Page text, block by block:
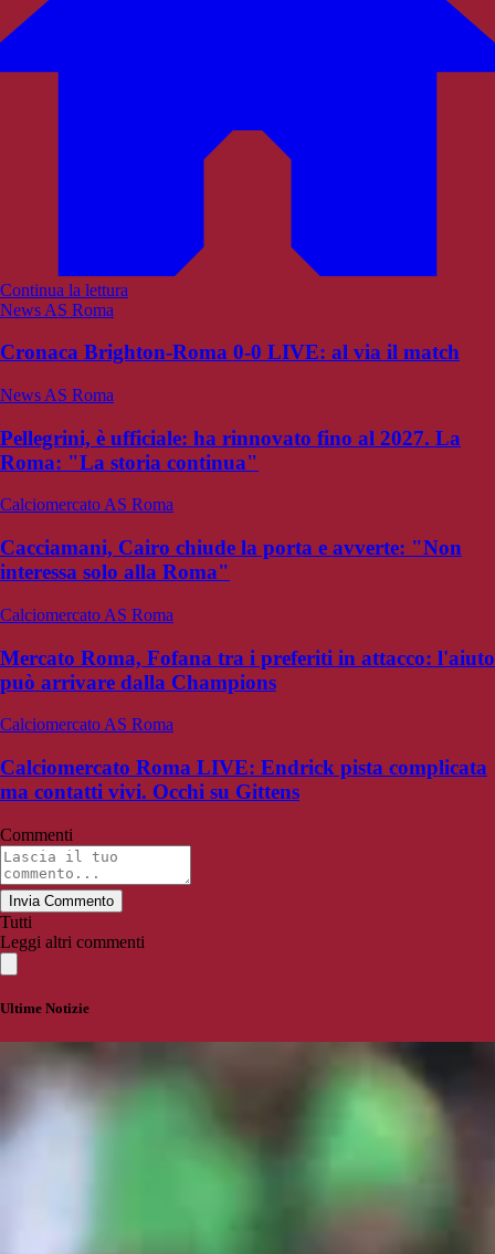
Continua la lettura
News AS Roma
Cronaca Brighton-Roma 0-0 LIVE: al via il match
News AS Roma
Pellegrini, è ufficiale: ha rinnovato fino al 2027. La
Roma: "La storia continua"
Calciomercato AS Roma
Cacciamani, Cairo chiude la porta e avverte: "Non
interessa solo alla Roma"
Calciomercato AS Roma
Mercato Roma, Fofana tra i preferiti in attacco: l'aiuto
può arrivare dalla Champions
Calciomercato AS Roma
Calciomercato Roma LIVE: Endrick pista complicata
ma contatti vivi. Occhi su Gittens
Commenti
Invia Commento
Tutti
Leggi altri commenti
Ultime Notizie